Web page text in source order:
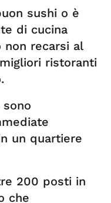
sushi o è
di cucina
non recarsi al
ristoranti
un quartiere
200 posti in
che